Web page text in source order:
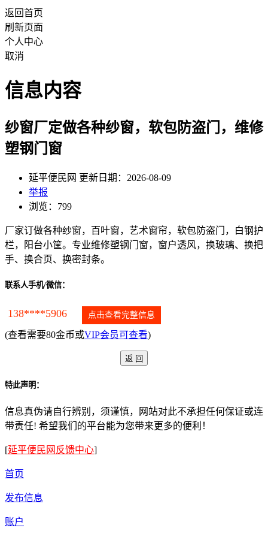
返回首页
刷新页面
个人中心
取消
信息内容
纱窗厂定做各种纱窗，软包防盗门，维修
塑钢门窗
延平便民网 更新日期：2026-08-09
举报
浏览：799
厂家订做各种纱窗，百叶窗，艺术窗帘，软包防盗门，白钢护
栏，阳台小筐。专业维修塑钢门窗，窗户透风，换玻璃、换把
手、换合页、换密封条。
联系人手机/微信：
138****5906 点击查看完整信息
(查看需要80金币或VIP会员可查看)
特此声明：
信息真伪请自行辨别，须谨慎，网站对此不承担任何保证或连
带责任! 希望我们的平台能为您带来更多的便利！
[延平便民网反馈中心]
首页
发布信息
账户